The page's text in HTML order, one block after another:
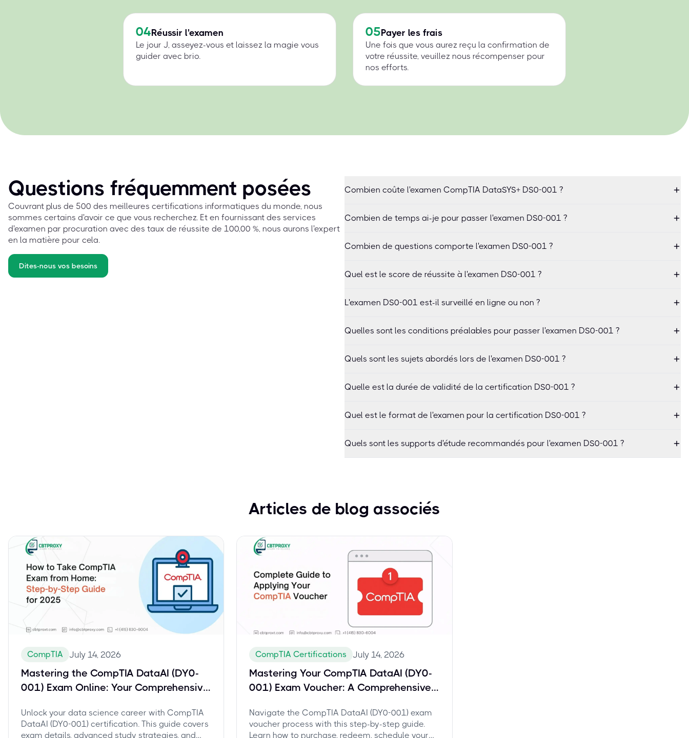
04Réussir l'examen
Le jour J, asseyez-vous et laissez la magie vous
guider avec brio.
05Payer les frais
Une fois que vous aurez reçu la confirmation de
votre réussite, veuillez nous récompenser pour
nos efforts.
Questions fréquemment posées
Couvrant plus de 500 des meilleures certifications informatiques du monde, nous
sommes certains d'avoir ce que vous recherchez. Et en fournissant des services
d'examen par procuration avec des taux de réussite de 100,00 %, nous aurons l'expert
en la matière pour cela.
Dites-nous vos besoins
Combien coûte l'examen CompTIA DataSYS+ DS0-001 ?
Combien de temps ai-je pour passer l'examen DS0-001 ?
Combien de questions comporte l'examen DS0-001 ?
Quel est le score de réussite à l'examen DS0-001 ?
L'examen DS0-001 est-il surveillé en ligne ou non ?
Quelles sont les conditions préalables pour passer l'examen DS0-001 ?
Quels sont les sujets abordés lors de l'examen DS0-001 ?
Quelle est la durée de validité de la certification DS0-001 ?
Quel est le format de l'examen pour la certification DS0-001 ?
Quels sont les supports d'étude recommandés pour l'examen DS0-001 ?
Articles de blog associés
CompTIA July 14, 2026
Mastering the CompTIA DataAI (DY0-
001) Exam Online: Your Comprehensive
Unlock your data science career with CompTIA
DataAI (DY0-001) certification. This guide covers
exam details, advanced study strategies, and
CompTIA Certifications July 14, 2026
Mastering Your CompTIA DataAI (DY0-
001) Exam Voucher: A Comprehensive
Success
Navigate the CompTIA DataAI (DY0-001) exam
voucher process with this step-by-step guide.
Learn how to purchase, redeem, schedule your